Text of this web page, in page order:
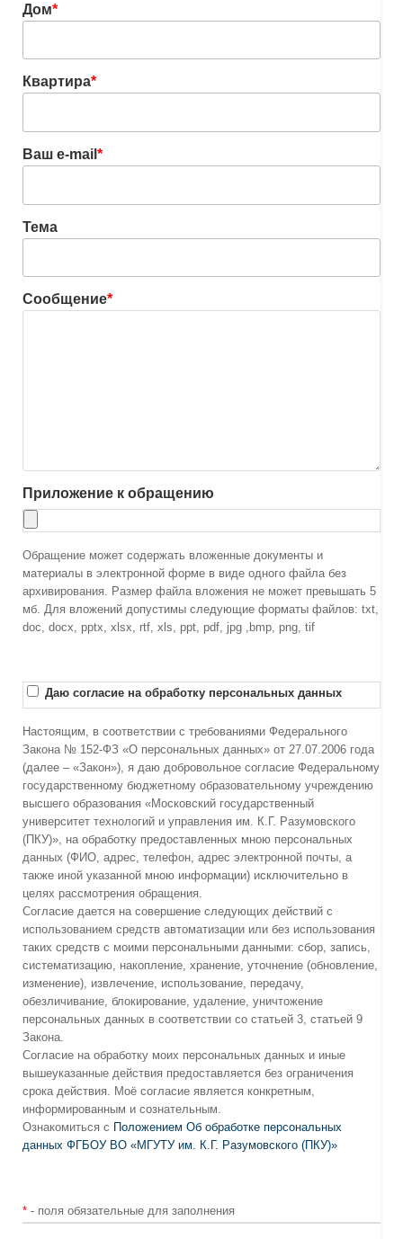
Дом*
Квартира*
Ваш e-mail *
Тема
Сообщение*
Приложение к обращению
Обращение может содержать вложенные документы и
материалы в электронной форме в виде одного файла без
архивирования. Размер файла вложения не может превышать 5
мб. Для вложений допустимы следующие форматы файлов: txt,
doc, docx, pptx, xlsx, rtf, xls, ppt, pdf, jpg ,bmp, png, tif
Даю согласие на обработку персональных данных
Настоящим, в соответствии с требованиями Федерального
Закона № 152-ФЗ «О персональных данных» от 27.07.2006 года
(далее – «Закон»), я даю добровольное согласие Федеральному
государственному бюджетному образовательному учреждению
высшего образования «Московский государственный
университет технологий и управления им. К.Г. Разумовского
(ПКУ)», на обработку предоставленных мною персональных
данных (ФИО, адрес, телефон, адрес электронной почты, а
также иной указанной мною информации) исключительно в
целях рассмотрения обращения.
Согласие дается на совершение следующих действий с
использованием средств автоматизации или без использования
таких средств с моими персональными данными: сбор, запись,
систематизацию, накопление, хранение, уточнение (обновление,
изменение), извлечение, использование, передачу,
обезличивание, блокирование, удаление, уничтожение
персональных данных в соответствии со статьей 3, статьей 9
Закона.
Согласие на обработку моих персональных данных и иные
вышеуказанные действия предоставляется без ограничения
срока действия. Моё согласие является конкретным,
информированным и сознательным.
Ознакомиться с Положением Об обработке персональных
данных ФГБОУ ВО «МГУТУ им. К.Г. Разумовского (ПКУ)»
* - поля обязательные для заполнения